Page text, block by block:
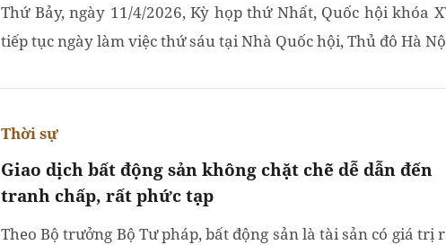
Thứ Bảy, ngày 11/4/2026, Kỳ họp thứ Nhất, Quốc hội khóa
tiếp tục ngày làm việc thứ sáu tại Nhà Quốc hội, Thủ đô Hà
Giao dịch bất động sản không chặt chẽ dễ dẫn đến
tranh chấp, rất phức tạp
Thời sự
Theo Bộ trưởng Bộ Tư pháp, bất động sản là tài sản có giá trị